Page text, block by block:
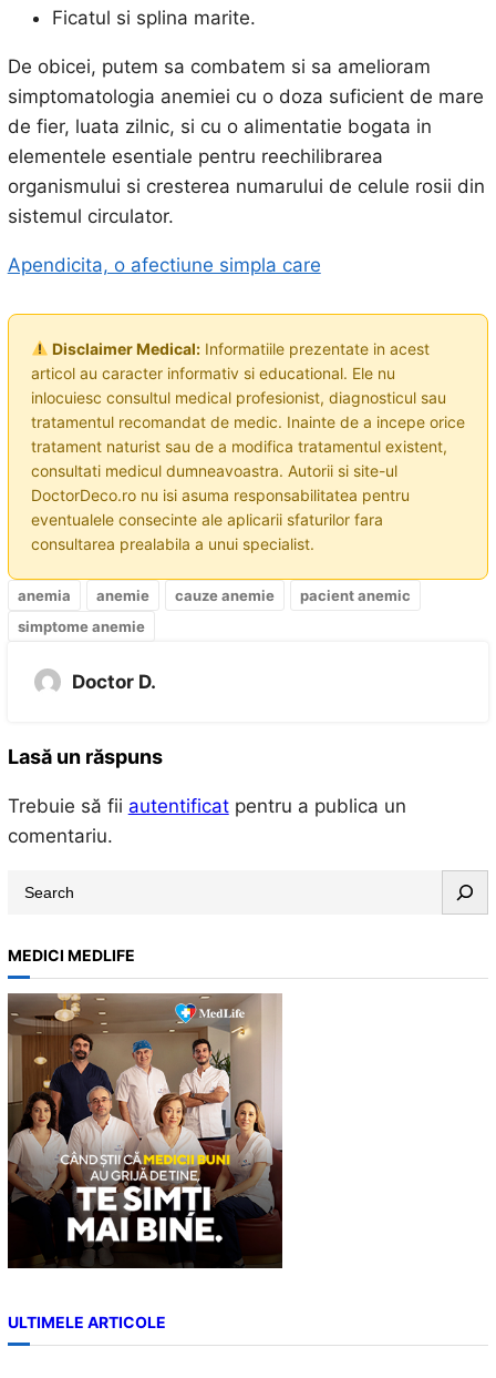
Ficatul si splina marite.
De obicei, putem sa combatem si sa amelioram
simptomatologia anemiei cu o doza suficient de mare
de fier, luata zilnic, si cu o alimentatie bogata in
elementele esentiale pentru reechilibrarea
organismului si cresterea numarului de celule rosii din
sistemul circulator.
Apendicita, o afectiune simpla care
Disclaimer Medical:Informatiile prezentate in acest
articol au caracter informativ si educational. Ele nu
inlocuiesc consultul medical profesionist, diagnosticul sau
tratamentul recomandat de medic. Inainte de a incepe orice
tratament naturist sau de a modifica tratamentul existent,
consultati medicul dumneavoastra. Autorii si site-ul
DoctorDeco.ro nu isi asuma responsabilitatea pentru
eventualele consecinte ale aplicarii sfaturilor fara
consultarea prealabila a unui specialist.
anemia anemie cauze anemie
pacient anemic
simptome anemie
Doctor D.
Lasă un răspuns
Trebuie să fii autentificatpentru a publica un
comentariu.
a
r
c
h
MEDICI MEDLIFE
ULTIMELE ARTICOLE